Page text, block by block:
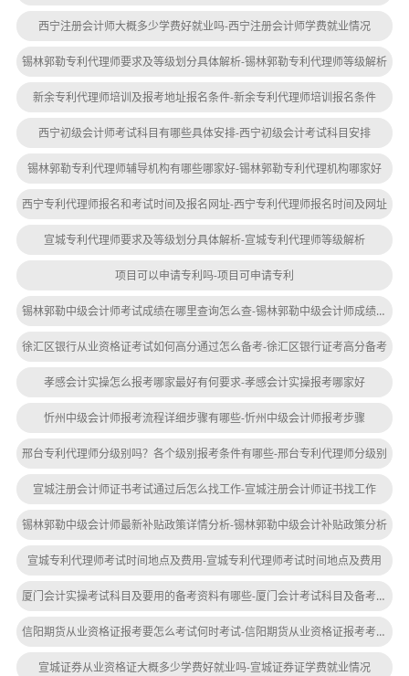
西宁注册会计师大概多少学费好就业吗-西宁注册会计师学费就业情况
锡林郭勒专利代理师要求及等级划分具体解析-锡林郭勒专利代理师等级解析
新余专利代理师培训及报考地址报名条件-新余专利代理师培训报名条件
西宁初级会计师考试科目有哪些具体安排-西宁初级会计考试科目安排
锡林郭勒专利代理师辅导机构有哪些哪家好-锡林郭勒专利代理机构哪家好
西宁专利代理师报名和考试时间及报名网址-西宁专利代理师报名时间及网址
宣城专利代理师要求及等级划分具体解析-宣城专利代理师等级解析
项目可以申请专利吗-项目可申请专利
锡林郭勒中级会计师考试成绩在哪里查询怎么查-锡林郭勒中级会计师成绩查询
徐汇区银行从业资格证考试如何高分通过怎么备考-徐汇区银行证考高分备考
孝感会计实操怎么报考哪家最好有何要求-孝感会计实操报考哪家好
忻州中级会计师报考流程详细步骤有哪些-忻州中级会计师报考步骤
邢台专利代理师分级别吗？各个级别报考条件有哪些-邢台专利代理师分级别
宣城注册会计师证书考试通过后怎么找工作-宣城注册会计师证书找工作
锡林郭勒中级会计师最新补贴政策详情分析-锡林郭勒中级会计补贴政策分析
宣城专利代理师考试时间地点及费用-宣城专利代理师考试时间地点及费用
厦门会计实操考试科目及要用的备考资料有哪些-厦门会计考试科目及备考资料
信阳期货从业资格证报考要怎么考试何时考试-信阳期货从业资格证报考考试时间
宣城证券从业资格证大概多少学费好就业吗-宣城证券证学费就业情况